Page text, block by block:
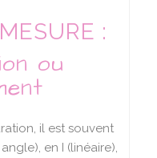
:
ou
il est souvent
en I (linéaire),